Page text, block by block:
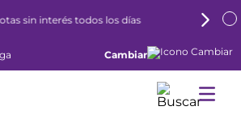
sin interés todos los días
Cambiar